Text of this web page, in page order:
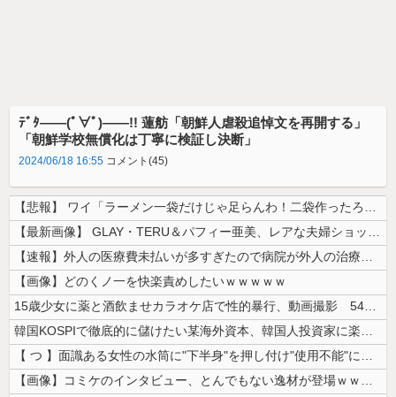
ﾃﾞﾀ――(ﾟ∀ﾟ)――!! 蓮舫「朝鮮人虐殺追悼文を再開する」
「朝鮮学校無償化は丁寧に検証し決断」
2024/06/18 16:55 コメント(45)
【悲報】 ワイ「ラーメン一袋だけじゃ足らんわ！二袋作ったろ！」→結果ｗ...
【最新画像】 GLAY・TERU＆パフィー亜美、レアな夫婦ショットを公...
【速報】外人の医療費未払いが多すぎたので病院が外人の治療を断るようにな...
【画像】どのくノ一を快楽責めしたいｗｗｗｗｗ
15歳少女に薬と酒飲ませカラオケ店で性的暴行、動画撮影 54歳無職を再...
韓国KOSPIで徹底的に儲けたい某海外資本、韓国人投資家に楽観的すぎる...
【 つ 】面識ある女性の水筒に"下半身"を押し付け"使用不能"にした疑...
【画像】コミケのインタビュー、とんでもない逸材が登場ｗｗｗｗｗｗ 【P...